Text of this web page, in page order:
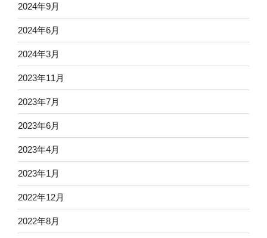
2024年9月
2024年6月
2024年3月
2023年11月
2023年7月
2023年6月
2023年4月
2023年1月
2022年12月
2022年8月